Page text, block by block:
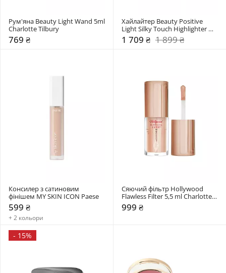
Рум'яна Beauty Light Wand 5ml
Charlotte Tilbury
769 ₴
Хайлайтер Beauty Positive
Light Silky Touch Highlighter
Rare Beauty
1 709 ₴ 1 899 ₴
Консилер з сатиновим
фінішем MY SKIN ICON Paese
599 ₴
+ 2 кольори
Сяючий фільтр Hollywood
Flawless Filter 5,5 ml Charlotte
Tilbury
999 ₴
- 15%